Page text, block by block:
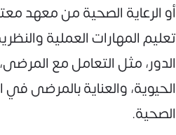
أو الرعاية الصحية من معهد
تعليم المهارات العملية
الدور، مثل التعامل مع
الحيوية، والعناية بالمرضى
الصحية.